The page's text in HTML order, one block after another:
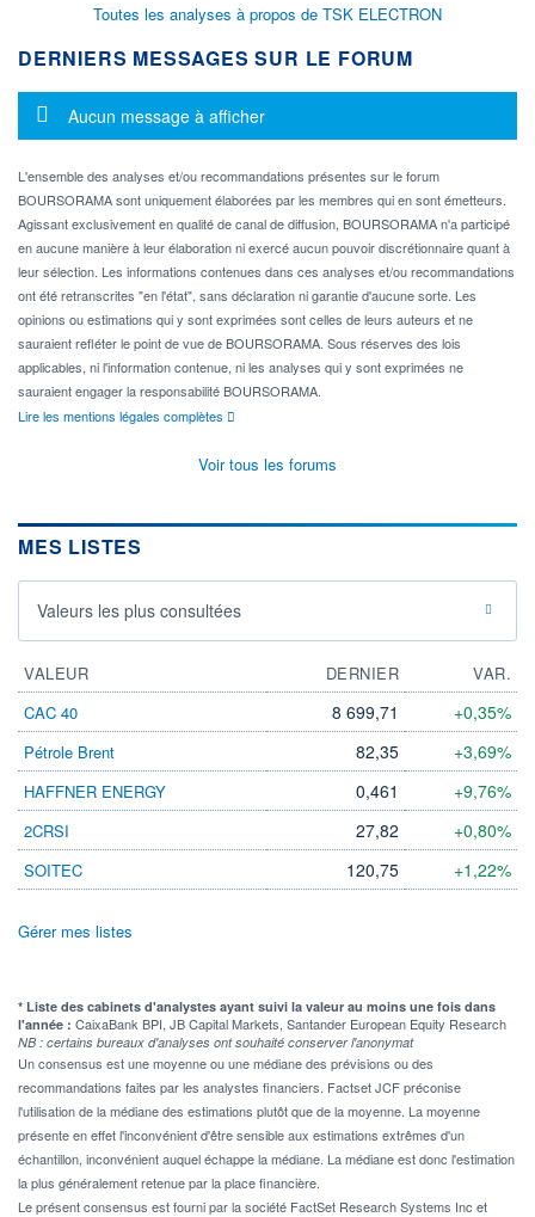
Toutes les analyses à propos de TSK ELECTRON
DERNIERS MESSAGES SUR LE FORUM
Message d'information
Aucun message à afficher
L'ensemble des analyses et/ou recommandations présentes sur le forum
BOURSORAMA sont uniquement élaborées par les membres qui en sont émetteurs.
Agissant exclusivement en qualité de canal de diffusion, BOURSORAMA n'a participé
en aucune manière à leur élaboration ni exercé aucun pouvoir discrétionnaire quant à
leur sélection. Les informations contenues dans ces analyses et/ou recommandations
ont été retranscrites "en l'état", sans déclaration ni garantie d'aucune sorte. Les
opinions ou estimations qui y sont exprimées sont celles de leurs auteurs et ne
sauraient refléter le point de vue de BOURSORAMA. Sous réserves des lois
applicables, ni l'information contenue, ni les analyses qui y sont exprimées ne
sauraient engager la responsabilité BOURSORAMA.
Lire les mentions légales complètes
Voir tous les forums
MES LISTES
Valeurs les plus consultées
VALEUR DERNIER
VAR.
CAC 40
8 699,71 +0,35%
Pétrole Brent 82,35 +3,69%
HAFFNER ENERGY 0,461 +9,76%
2CRSI 27,82 +0,80%
SOITEC 120,75 +1,22%
Gérer mes listes
* Liste des cabinets d'analystes ayant suivi la valeur au moins une fois dans
l'année : CaixaBank BPI, JB Capital Markets, Santander European Equity Research
NB : certains bureaux d'analyses ont souhaité conserver l'anonymat
Un consensus est une moyenne ou une médiane des prévisions ou des
recommandations faites par les analystes financiers. Factset JCF préconise
l'utilisation de la médiane des estimations plutôt que de la moyenne. La moyenne
présente en effet l'inconvénient d'être sensible aux estimations extrêmes d'un
échantillon, inconvénient auquel échappe la médiane. La médiane est donc l'estimation
la plus généralement retenue par la place financière.
Le présent consensus est fourni par la société FactSet Research Systems Inc et